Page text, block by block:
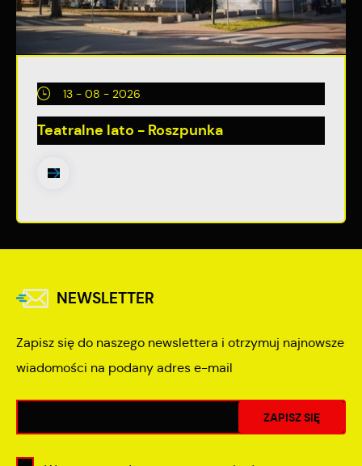
13 - 08 - 2026
Teatralne lato - Roszpunka
NEWSLETTER
Zapisz się do naszego newslettera i otrzymuj najnowsze
wiadomości na podany adres e-mail